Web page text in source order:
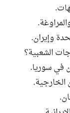
وإيران.
الشعبية؟
في سوريا.
الخارجية‮.